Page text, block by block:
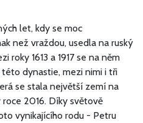
let, kdy se moc
než vraždou, usedla na ruský
roky 1613 a 1917 se na něm
dynastie, mezi nimi i tři
se stala největší zemí na
2016. Díky světově
vynikajícího rodu - Petru